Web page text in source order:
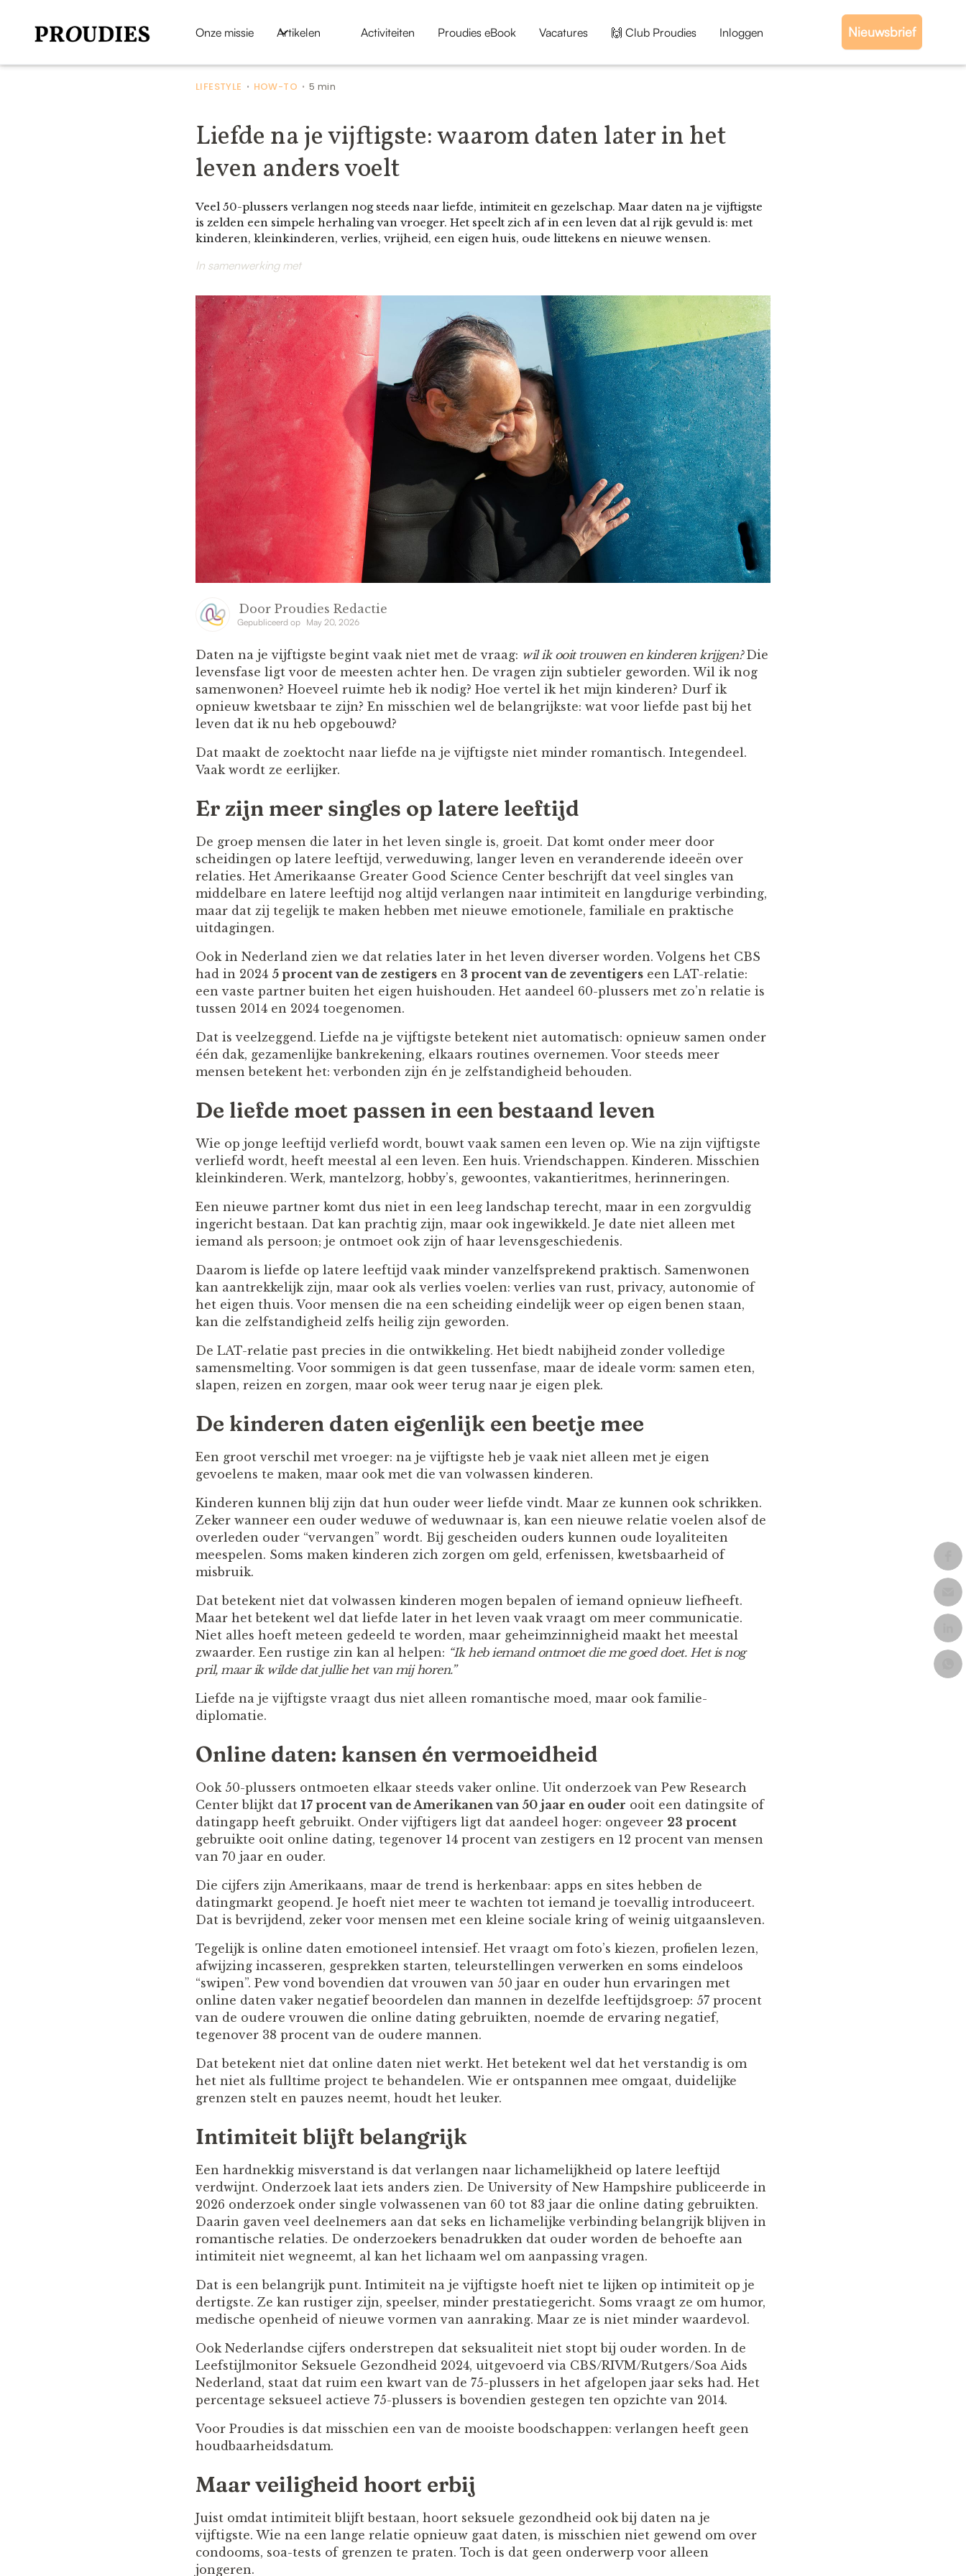
Onze missie Artikelen Activiteiten Proudies eBook Vacatures 🙌 Club Proudies Inloggen Nieuwsbrief
LIFESTYLE • HOW-TO •5 min
Liefde na je vijftigste: waarom daten later in het
leven anders voelt
Veel 50-plussers verlangen nog steeds naar liefde, intimiteit en gezelschap. Maar daten na je vijftigste
is zelden een simpele herhaling van vroeger. Het speelt zich af in een leven dat al rijk gevuld is: met
kinderen, kleinkinderen, verlies, vrijheid, een eigen huis, oude littekens en nieuwe wensen.
In samenwerking met
Door Proudies Redactie
Gepubliceerd op May 20, 2026
Daten na je vijftigste begint vaak niet met de vraag: wil ik ooit trouwen en kinderen krijgen?Die
levensfase ligt voor de meesten achter hen. De vragen zijn subtieler geworden. Wil ik nog
samenwonen? Hoeveel ruimte heb ik nodig? Hoe vertel ik het mijn kinderen? Durf ik
opnieuw kwetsbaar te zijn? En misschien wel de belangrijkste: wat voor liefde past bij het
leven dat ik nu heb opgebouwd?
Dat maakt de zoektocht naar liefde na je vijftigste niet minder romantisch. Integendeel.
Vaak wordt ze eerlijker.
Er zijn meer singles op latere leeftijd
De groep mensen die later in het leven single is, groeit. Dat komt onder meer door
scheidingen op latere leeftijd, verweduwing, langer leven en veranderende ideeën over
relaties. Het Amerikaanse Greater Good Science Center beschrijft dat veel singles van
middelbare en latere leeftijd nog altijd verlangen naar intimiteit en langdurige verbinding,
maar dat zij tegelijk te maken hebben met nieuwe emotionele, familiale en praktische
uitdagingen.
Ook in Nederland zien we dat relaties later in het leven diverser worden. Volgens het CBS
had in 2024 5 procent van de zestigers en 3 procent van de zeventigers een LAT-relatie:
een vaste partner buiten het eigen huishouden. Het aandeel 60-plussers met zo’n relatie is
tussen 2014 en 2024 toegenomen.
Dat is veelzeggend. Liefde na je vijftigste betekent niet automatisch: opnieuw samen onder
één dak, gezamenlijke bankrekening, elkaars routines overnemen. Voor steeds meer
mensen betekent het: verbonden zijn én je zelfstandigheid behouden.
De liefde moet passen in een bestaand leven
Wie op jonge leeftijd verliefd wordt, bouwt vaak samen een leven op. Wie na zijn vijftigste
verliefd wordt, heeft meestal al een leven. Een huis. Vriendschappen. Kinderen. Misschien
kleinkinderen. Werk, mantelzorg, hobby’s, gewoontes, vakantieritmes, herinneringen.
Een nieuwe partner komt dus niet in een leeg landschap terecht, maar in een zorgvuldig
ingericht bestaan. Dat kan prachtig zijn, maar ook ingewikkeld. Je date niet alleen met
iemand als persoon; je ontmoet ook zijn of haar levensgeschiedenis.
Daarom is liefde op latere leeftijd vaak minder vanzelfsprekend praktisch. Samenwonen
kan aantrekkelijk zijn, maar ook als verlies voelen: verlies van rust, privacy, autonomie of
het eigen thuis. Voor mensen die na een scheiding eindelijk weer op eigen benen staan,
kan die zelfstandigheid zelfs heilig zijn geworden.
De LAT-relatie past precies in die ontwikkeling. Het biedt nabijheid zonder volledige
samensmelting. Voor sommigen is dat geen tussenfase, maar de ideale vorm: samen eten,
slapen, reizen en zorgen, maar ook weer terug naar je eigen plek.
De kinderen daten eigenlijk een beetje mee
Een groot verschil met vroeger: na je vijftigste heb je vaak niet alleen met je eigen
gevoelens te maken, maar ook met die van volwassen kinderen.
Kinderen kunnen blij zijn dat hun ouder weer liefde vindt. Maar ze kunnen ook schrikken.
Zeker wanneer een ouder weduwe of weduwnaar is, kan een nieuwe relatie voelen alsof de
overleden ouder “vervangen” wordt. Bij gescheiden ouders kunnen oude loyaliteiten
meespelen. Soms maken kinderen zich zorgen om geld, erfenissen, kwetsbaarheid of
misbruik.
Dat betekent niet dat volwassen kinderen mogen bepalen of iemand opnieuw liefheeft.
Maar het betekent wel dat liefde later in het leven vaak vraagt om meer communicatie.
Niet alles hoeft meteen gedeeld te worden, maar geheimzinnigheid maakt het meestal
zwaarder. Een rustige zin kan al helpen: “Ik heb iemand ontmoet die me goed doet. Het is nog
pril, maar ik wilde dat jullie het van mij horen.”
Liefde na je vijftigste vraagt dus niet alleen romantische moed, maar ook familie-
diplomatie.
Online daten: kansen én vermoeidheid
Ook 50-plussers ontmoeten elkaar steeds vaker online. Uit onderzoek van Pew Research
Center blijkt dat 17 procent van de Amerikanen van 50 jaar en ouder ooit een datingsite of
datingapp heeft gebruikt. Onder vijftigers ligt dat aandeel hoger: ongeveer 23 procent
gebruikte ooit online dating, tegenover 14 procent van zestigers en 12 procent van mensen
van 70 jaar en ouder.
Die cijfers zijn Amerikaans, maar de trend is herkenbaar: apps en sites hebben de
datingmarkt geopend. Je hoeft niet meer te wachten tot iemand je toevallig introduceert.
Dat is bevrijdend, zeker voor mensen met een kleine sociale kring of weinig uitgaansleven.
Tegelijk is online daten emotioneel intensief. Het vraagt om foto’s kiezen, profielen lezen,
afwijzing incasseren, gesprekken starten, teleurstellingen verwerken en soms eindeloos
“swipen”. Pew vond bovendien dat vrouwen van 50 jaar en ouder hun ervaringen met
online daten vaker negatief beoordelen dan mannen in dezelfde leeftijdsgroep: 57 procent
van de oudere vrouwen die online dating gebruikten, noemde de ervaring negatief,
tegenover 38 procent van de oudere mannen.
Dat betekent niet dat online daten niet werkt. Het betekent wel dat het verstandig is om
het niet als fulltime project te behandelen. Wie er ontspannen mee omgaat, duidelijke
grenzen stelt en pauzes neemt, houdt het leuker.
Intimiteit blijft belangrijk
Een hardnekkig misverstand is dat verlangen naar lichamelijkheid op latere leeftijd
verdwijnt. Onderzoek laat iets anders zien. De University of New Hampshire publiceerde in
2026 onderzoek onder single volwassenen van 60 tot 83 jaar die online dating gebruikten.
Daarin gaven veel deelnemers aan dat seks en lichamelijke verbinding belangrijk blijven in
romantische relaties. De onderzoekers benadrukken dat ouder worden de behoefte aan
intimiteit niet wegneemt, al kan het lichaam wel om aanpassing vragen.
Dat is een belangrijk punt. Intimiteit na je vijftigste hoeft niet te lijken op intimiteit op je
dertigste. Ze kan rustiger zijn, speelser, minder prestatiegericht. Soms vraagt ze om humor,
medische openheid of nieuwe vormen van aanraking. Maar ze is niet minder waardevol.
Ook Nederlandse cijfers onderstrepen dat seksualiteit niet stopt bij ouder worden. In de
Leefstijlmonitor Seksuele Gezondheid 2024, uitgevoerd via CBS/RIVM/Rutgers/Soa Aids
Nederland, staat dat ruim een kwart van de 75-plussers in het afgelopen jaar seks had. Het
percentage seksueel actieve 75-plussers is bovendien gestegen ten opzichte van 2014.
Voor Proudies is dat misschien een van de mooiste boodschappen: verlangen heeft geen
houdbaarheidsdatum.
Maar veiligheid hoort erbij
Juist omdat intimiteit blijft bestaan, hoort seksuele gezondheid ook bij daten na je
vijftigste. Wie na een lange relatie opnieuw gaat daten, is misschien niet gewend om over
condooms, soa-tests of grenzen te praten. Toch is dat geen onderwerp voor alleen
jongeren.